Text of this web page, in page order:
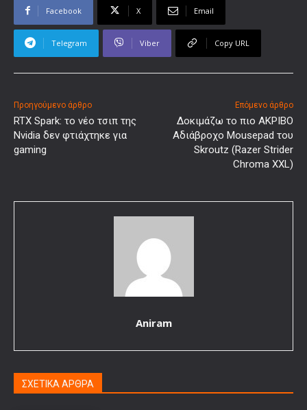
Facebook X Email
Telegram Viber Copy URL
Προηγούμενο άρθρο
RTX Spark: το νέο τσιπ της
Nvidia δεν φτιάχτηκε για
gaming
Επόμενο άρθρο
Δοκιμάζω το πιο ΑΚΡΙΒΟ
Αδιάβροχο Mousepad του
Skroutz (Razer Strider
Chroma XXL)
Aniram
ΣΧΕΤΙΚΑ ΑΡΘΡΑ